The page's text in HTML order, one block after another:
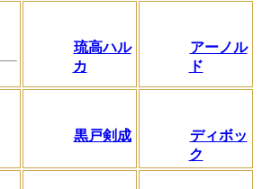
琉高ハル
カ
アーノル
ド
黒戸剣成
ディボッ
ク